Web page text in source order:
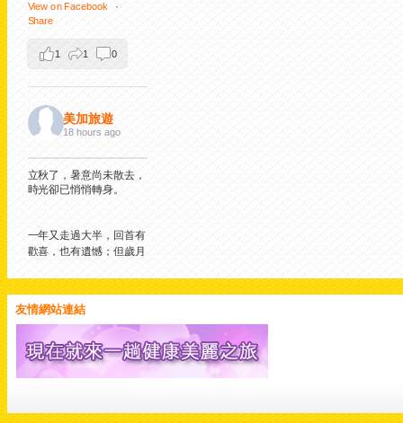
View on Facebook
·
Share
1 1 0
美加旅遊
18 hours ago
立秋了，暑意尚未散去，
時光卻已悄悄轉身。
一年又走過大半，回首有
歡喜，也有遺憾；但歲月
沉澱美好；願我們心中有
暖、眼裡有光，從容迎接
每一個日子。一葉知秋，
願秋風送來平安，也帶來
新的希望。
Share
友情網站連結